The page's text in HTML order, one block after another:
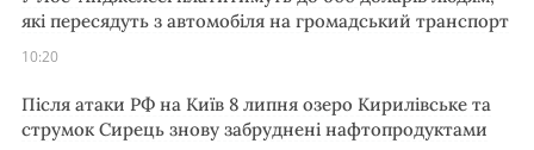
які пересядуть з автомобіля на громадський транспорт
10:20
Після атаки РФ на Київ 8 липня озеро Кирилівське та
струмок Сирець знову забруднені нафтопродуктами